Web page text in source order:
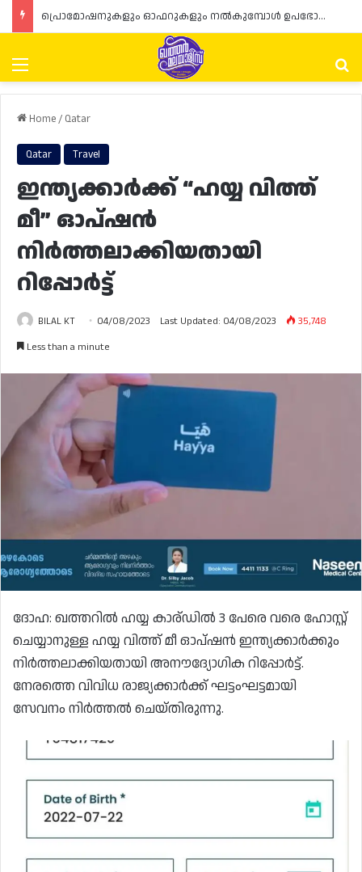
പ്രൊമോഷനുകളും ഓഫറുകളും നൽകുമ്പോൾ ഉപഭോക്താക്കളുടെ അവകാശങ്ങൾ ഉറപ്പാക്കണമെന്ന് ഖത്തർ വാണിജ്യ വ്യവസായ മന്ത്രാലയത്തിന്റെ (MoCI) നിർദ്ദേശം
Menu
Home/ Qatar
Qatar Travel
ഇന്ത്യക്കാർക്ക് “ഹയ്യ വിത്ത്
മീ” ഓപ്‌ഷൻ
നിർത്തലാക്കിയതായി
റിപ്പോർട്ട്
BILAL KT 04/08/2023 Last Updated: 04/08/2023
35,748
Less than a minute
ദോഹ: ഖത്തറിൽ ഹയ്യ കാര്ഡിൽ 3 പേരെ വരെ ഹോസ്റ്റ്
ചെയ്യാനുള്ള ഹയ്യ വിത്ത് മീ ഓപ്‌ഷൻ ഇന്ത്യക്കാർക്കും
നിർത്തലാക്കിയതായി അനൗദ്യോഗിക റിപ്പോർട്ട്.
നേരത്തെ വിവിധ രാജ്യക്കാർക്ക് ഘട്ടംഘട്ടമായി
സേവനം നിർത്തൽ ചെയ്തിരുന്നു.